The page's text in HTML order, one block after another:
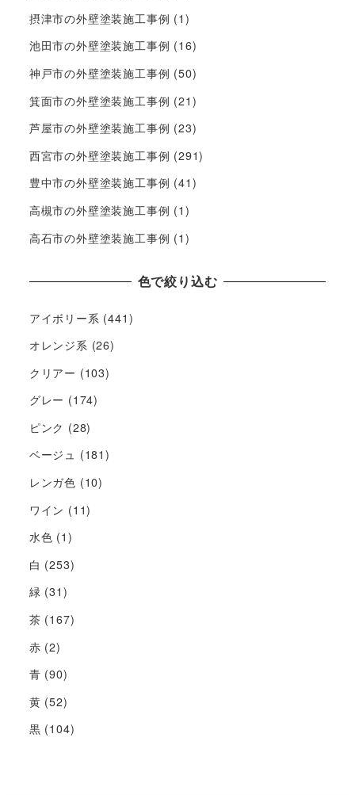
摂津市の外壁塗装施工事例 (1)
池田市の外壁塗装施工事例 (16)
神戸市の外壁塗装施工事例 (50)
箕面市の外壁塗装施工事例 (21)
芦屋市の外壁塗装施工事例 (23)
西宮市の外壁塗装施工事例 (291)
豊中市の外壁塗装施工事例 (41)
高槻市の外壁塗装施工事例 (1)
高石市の外壁塗装施工事例 (1)
色で絞り込む
アイボリー系 (441)
オレンジ系 (26)
クリアー (103)
グレー (174)
ピンク (28)
ベージュ (181)
レンガ色 (10)
ワイン (11)
水色 (1)
白 (253)
緑 (31)
茶 (167)
赤 (2)
青 (90)
黄 (52)
黒 (104)